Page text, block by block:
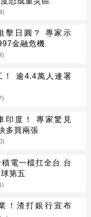
擊日圓？ 專家示
金融危機
！ 逾4.4萬人連署
印度！ 專家驚見
多買兩張
電一檔扛全台 台
第五
！渣打銀行宣布